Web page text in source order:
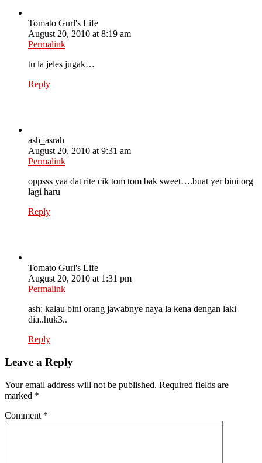
Tomato Gurl's Life
August 20, 2010 at 8:19 am
Permalink
tu la jeles jugak…
Reply
ash_asrah
August 20, 2010 at 9:31 am
Permalink
oppsss yaa dat rite cik tom tom bak sweet….buat yer bini org
lagi haru
Reply
Tomato Gurl's Life
August 20, 2010 at 1:31 pm
Permalink
ash: kalau bini orang jawabnye naya la kena dengan laki
dia..huk3..
Reply
Leave a Reply
Your email address will not be published. Required fields are
marked *
Comment *